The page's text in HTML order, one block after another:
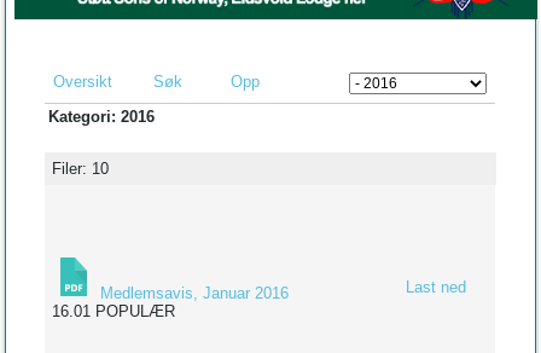
Oversikt Søk
Opp
Kategori: 2016
Filer: 10
Medlemsavis, Januar 2016
16.01 POPULÆR
Last ned